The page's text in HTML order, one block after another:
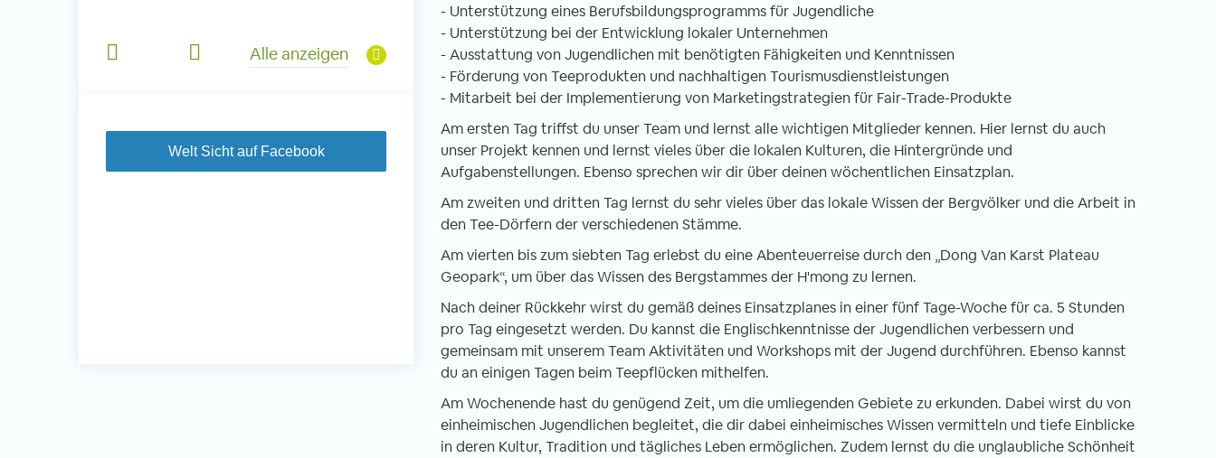
Jährigen in Basic English. Dafür teilen wir
die Klassen in kleinere Gruppen auf mit
jeweils einem Freiwilligen.
Autos hupend an einem in ca. 5 cm
Abstand vorbeirauschen.
Alle anzeigen
Welt Sicht auf Facebook
- Unterstützung eines Berufsbildungsprogramms für Jugendliche
- Unterstützung bei der Entwicklung lokaler Unternehmen
- Ausstattung von Jugendlichen mit benötigten Fähigkeiten und Kenntnissen
- Förderung von Teeprodukten und nachhaltigen Tourismusdienstleistungen
- Mitarbeit bei der Implementierung von Marketingstrategien für Fair-Trade-Produkte
Am ersten Tag triffst du unser Team und lernst alle wichtigen Mitglieder kennen. Hier lernst du auch
unser Projekt kennen und lernst vieles über die lokalen Kulturen, die Hintergründe und
Aufgabenstellungen. Ebenso sprechen wir dir über deinen wöchentlichen Einsatzplan.
Am zweiten und dritten Tag lernst du sehr vieles über das lokale Wissen der Bergvölker und die Arbeit in
den Tee-Dörfern der verschiedenen Stämme.
Am vierten bis zum siebten Tag erlebst du eine Abenteuerreise durch den „Dong Van Karst Plateau
Geopark“, um über das Wissen des Bergstammes der H'mong zu lernen.
Nach deiner Rückkehr wirst du gemäß deines Einsatzplanes in einer fünf Tage-Woche für ca. 5 Stunden
pro Tag eingesetzt werden. Du kannst die Englischkenntnisse der Jugendlichen verbessern und
gemeinsam mit unserem Team Aktivitäten und Workshops mit der Jugend durchführen. Ebenso kannst
du an einigen Tagen beim Teepflücken mithelfen.
Am Wochenende hast du genügend Zeit, um die umliegenden Gebiete zu erkunden. Dabei wirst du von
einheimischen Jugendlichen begleitet, die dir dabei einheimisches Wissen vermitteln und tiefe Einblicke
in deren Kultur, Tradition und tägliches Leben ermöglichen. Zudem lernst du die unglaubliche Schönheit